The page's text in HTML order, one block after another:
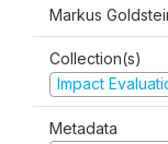
Markus
Collection(s)
Impact
Metadata